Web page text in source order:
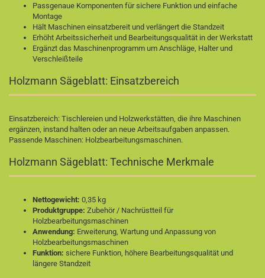
Passgenaue Komponenten für sichere Funktion und einfache
Montage
Hält Maschinen einsatzbereit und verlängert die Standzeit
Erhöht Arbeitssicherheit und Bearbeitungsqualität in der Werkstatt
Ergänzt das Maschinenprogramm um Anschläge, Halter und
Verschleißteile
Holzmann Sägeblatt: Einsatzbereich
Einsatzbereich: Tischlereien und Holzwerkstätten, die ihre Maschinen
ergänzen, instand halten oder an neue Arbeitsaufgaben anpassen.
Passende Maschinen: Holzbearbeitungsmaschinen.
Holzmann Sägeblatt: Technische Merkmale
Nettogewicht: 0,35 kg
Produktgruppe: Zubehör / Nachrüstteil für
Holzbearbeitungsmaschinen
Anwendung: Erweiterung, Wartung und Anpassung von
Holzbearbeitungsmaschinen
Funktion: sichere Funktion, höhere Bearbeitungsqualität und
längere Standzeit